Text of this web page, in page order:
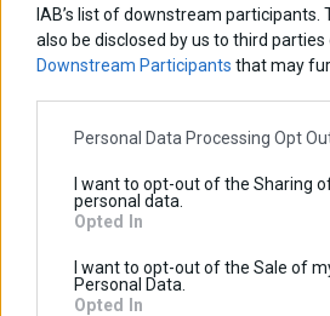
IAB’s list of downstream
also be disclosed by us to third parties
Downstream Participants that may
Personal Data Processing Opt
I want to opt-out of the Sharing
personal data.
Opted In
I want to opt-out of the Sale of
Personal Data.
Opted In
Χωρίς X-grip
Ποσότητα:
Ρωτήστε για το προϊόν